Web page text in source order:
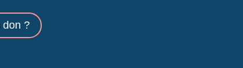
don ?